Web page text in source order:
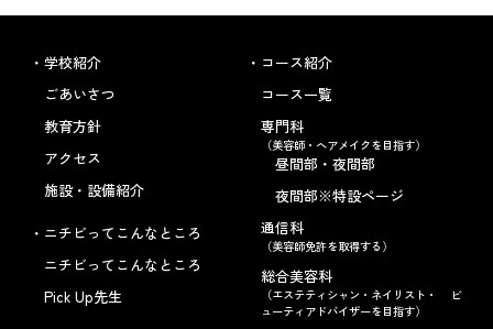
学校紹介
ごあいさつ
教育方針
アクセス
施設・設備紹介
ニチビってこんなところ
ニチビってこんなところ
Pick Up先生
コース紹介
コース一覧
専門科
（美容師・ヘアメイクを目指す）
昼間部・夜間部
夜間部※特設ページ
通信科
（美容師免許を取得する）
総合美容科
（エステティシャン・ネイリスト・ ビ
ューティアドバイザーを目指す）